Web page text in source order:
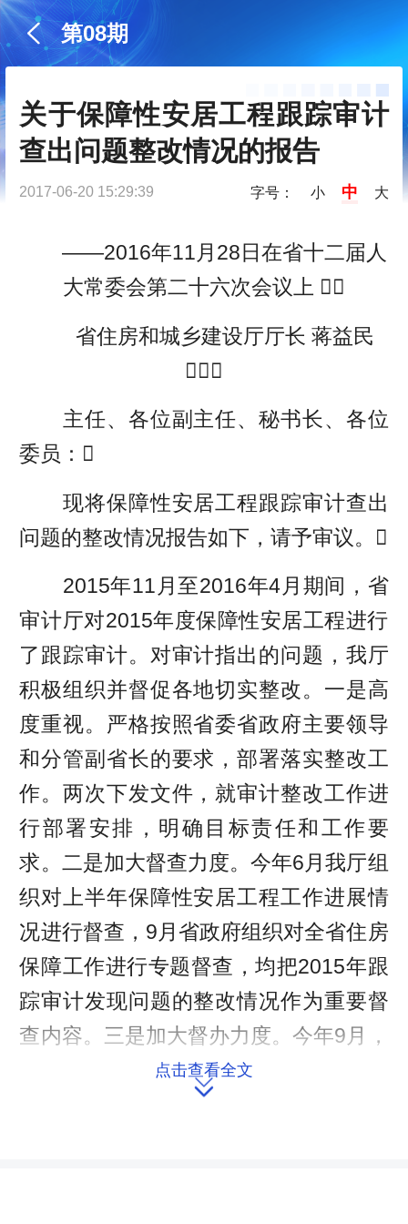
第08期
关于保障性安居工程跟踪审计
查出问题整改情况的报告
2017-06-20 15:29:39 字号： 小 中 大
——2016年11月28日在省十二届人
大常委会第二十六次会议上 
省住房和城乡建设厅厅长 蒋益民

主任、各位副主任、秘书长、各位
委员：
现将保障性安居工程跟踪审计查出
问题的整改情况报告如下，请予审议。
2015年11月至2016年4月期间，省
审计厅对2015年度保障性安居工程进行
了跟踪审计。对审计指出的问题，我厅
积极组织并督促各地切实整改。一是高
度重视。严格按照省委省政府主要领导
和分管副省长的要求，部署落实整改工
作。两次下发文件，就审计整改工作进
行部署安排，明确目标责任和工作要
求。二是加大督查力度。今年6月我厅组
织对上半年保障性安居工程工作进展情
况进行督查，9月省政府组织对全省住房
保障工作进行专题督查，均把2015年跟
踪审计发现问题的整改情况作为重要督
查内容。三是加大督办力度。今年9月，
以省推进保障性安居工程建设联席会议
办公室名义对部分市人民政府下达了
点击查看全文
